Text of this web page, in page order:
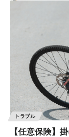
トラブル
【任意保険】